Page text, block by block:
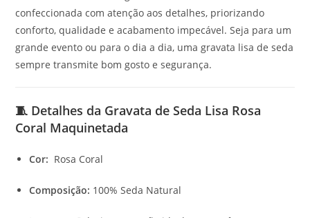
confeccionada com atenção aos detalhes, priorizando
conforto, qualidade e acabamento impecável. Seja para um
grande evento ou para o dia a dia, uma gravata lisa de seda
sempre transmite bom gosto e segurança.
🧵 Detalhes da Gravata de Seda Lisa Rosa
Coral Maquinetada
Cor: Rosa Coral
Composição: 100% Seda Natural